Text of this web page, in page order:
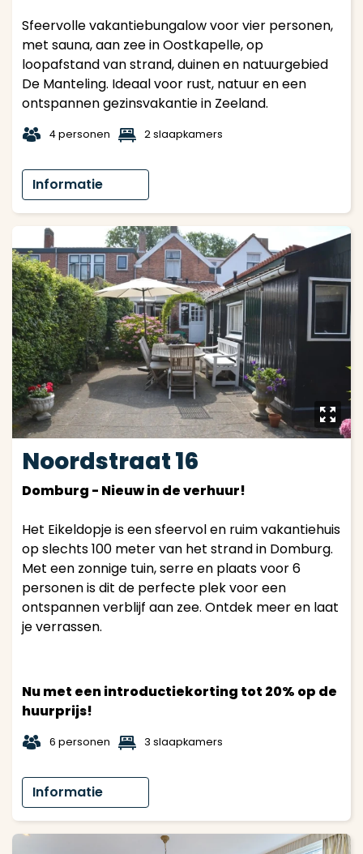
Sfeervolle vakantiebungalow voor vier personen,
met sauna, aan zee in Oostkapelle, op
loopafstand van strand, duinen en natuurgebied
De Manteling. Ideaal voor rust, natuur en een
ontspannen gezinsvakantie in Zeeland.
t 4 personen 1 2 slaapkamers
Informatie
y
Noordstraat 16
Domburg - Nieuw in de verhuur!
Het Eikeldopje is een sfeervol en ruim vakantiehuis
op slechts 100 meter van het strand in Domburg.
Met een zonnige tuin, serre en plaats voor 6
personen is dit de perfecte plek voor een
ontspannen verblijf aan zee. Ontdek meer en laat
je verrassen.
Nu met een introductiekorting tot 20% op de
huurprijs!
t 6 personen 1 3 slaapkamers
Informatie